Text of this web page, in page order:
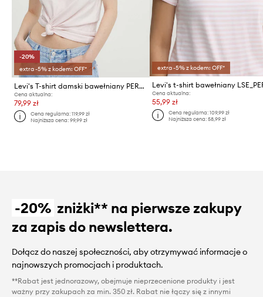
-20%
extra -5% z kodem: OFF*
Levi's T-shirt damski bawełniany PERFECT V
Cena aktualna:
79,99 zł
Cena regularna:119,99 zł
Najniższa cena:99,99 zł
extra -5% z kodem: OFF*
Cena aktualna:
55,99 zł
Cena regularna: 109,99 zł
Najniższa cena: 58,99 zł
-20% zniżki** na pierwsze zakupy
za zapis do newslettera.
Dołącz do naszej społeczności, aby otrzymywać informacje o
najnowszych promocjach i produktach.
**Rabat jest jednorazowy, obejmuje nieprzecenione produkty i jest
ważny przy zakupach za min. 350 zł. Rabat nie łączy się z innymi